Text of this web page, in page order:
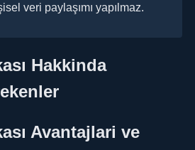
veri paylaşımı yapılmaz.
Hakkinda
Avantajlari ve